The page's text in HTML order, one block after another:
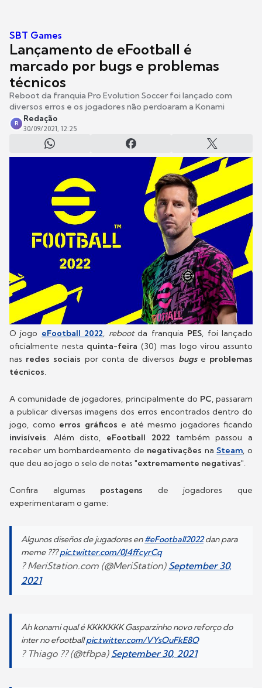
SBT Games
Lançamento de eFootball é
marcado por bugs e problemas
técnicos
Reboot da franquia Pro Evolution Soccer foi lançado com
diversos erros e os jogadores não perdoaram a Konami
R
Redação
30/09/2021, 12:25
O jogo eFootball 2022, rebootda franquia PES, foi lançado
oficialmente nesta quinta-feira(30) mas logo virou assunto
nas redes sociais por conta de diversos bugs e problemas
técnicos.
A comunidade de jogadores, principalmente do PC, passaram
a publicar diversas imagens dos erros encontrados dentro do
jogo, como erros gráficos e até mesmo jogadores ficando
invisíveis. Além disto, eFootball 2022 também passou a
receber um bombardeamento de negativações naSteam, o
que deu ao jogo o selo de notas "extremamente negativas".
Confira algumas postagens de jogadores que
experimentaram o game:
Algunos diseños de jugadores en#eFootball2022dan para
meme ???pic.twitter.com/0J4ffcyrCq
? MeriStation.com (@MeriStation) September 30,
2021
Ah konami qual é KKKKKKK Gasparzinho novo reforço do
inter no efootballpic.twitter.com/VYsOuFkE8Q
? Thiago ?? (@tfbpa) September 30, 2021